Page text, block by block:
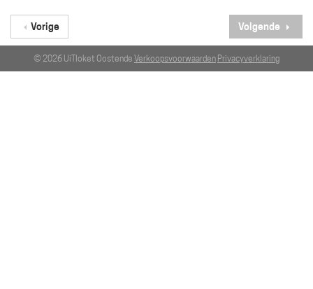
Vorige Volgende
© 2026 UiTloket Oostende Verkoopsvoorwaarden Privacyverklaring